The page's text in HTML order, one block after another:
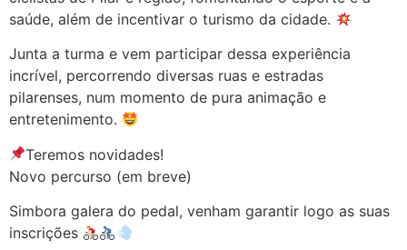
saúde, além de incentivar o turismo da cidade.
Junta a turma e vem participar dessa experiência
incrível, percorrendo diversas ruas e estradas
pilarenses, num momento de pura animação e
entretenimento.
Teremos novidades!
Novo percurso (em breve)
Simbora galera do pedal, venham garantir logo as suas
inscrições